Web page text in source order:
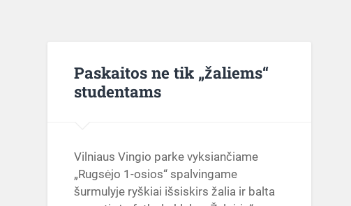
Paskaitos ne tik „žaliems“
studentams
Vilniaus Vingio parke vyksiančiame
„Rugsėjo 1-osios“ spalvingame
šurmulyje ryškiai išsiskirs žalia ir balta